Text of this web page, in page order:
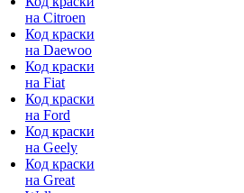
на Citroen
Код краски
на Daewoo
Код краски
на Fiat
Код краски
на Ford
Код краски
на Geely
Код краски
на Great